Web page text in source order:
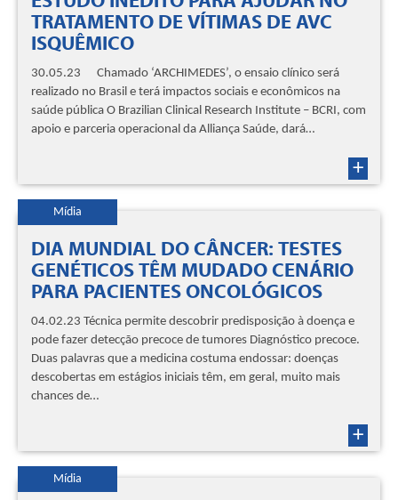
TRATAMENTO DE VÍTIMAS DE AVC
ISQUÊMICO
30.05.23 Chamado ‘ARCHIMEDES’, o ensaio clínico será
realizado no Brasil e terá impactos sociais e econômicos na
saúde pública O Brazilian Clinical Research Institute – BCRI, com
apoio e parceria operacional da Alliança Saúde, dará…
+
Mídia
DIA MUNDIAL DO CÂNCER: TESTES
GENÉTICOS TÊM MUDADO CENÁRIO
PARA PACIENTES ONCOLÓGICOS
04.02.23 Técnica permite descobrir predisposição à doença e
pode fazer detecção precoce de tumores Diagnóstico precoce.
Duas palavras que a medicina costuma endossar: doenças
descobertas em estágios iniciais têm, em geral, muito mais
chances de…
+
Mídia